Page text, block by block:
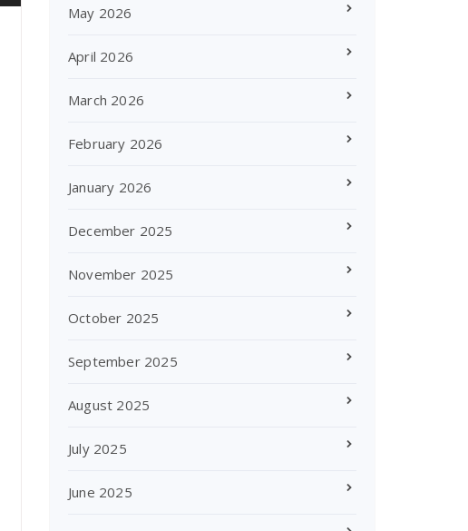
May 2026
April 2026
March 2026
February 2026
January 2026
December 2025
November 2025
October 2025
September 2025
August 2025
July 2025
June 2025